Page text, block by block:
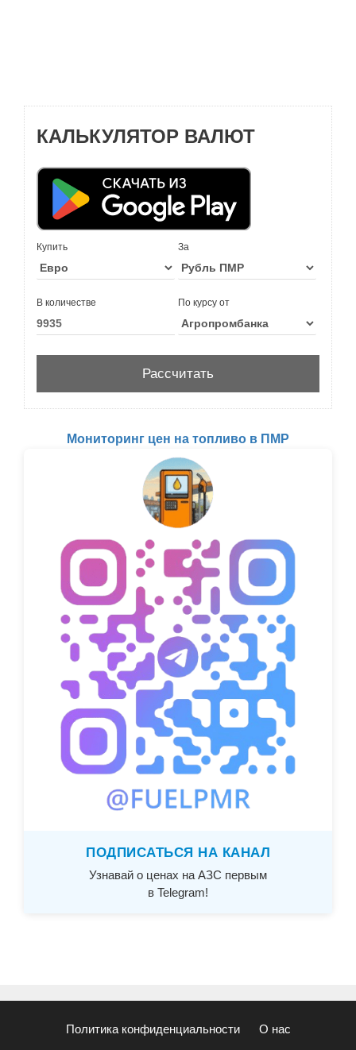
КАЛЬКУЛЯТОР ВАЛЮТ
Купить За
В количестве По курсу от
Мониторинг цен на топливо в ПМР
ПОДПИСАТЬСЯ НА КАНАЛ
Узнавай о ценах на АЗС первым
в Telegram!
Политика конфиденциальности О нас